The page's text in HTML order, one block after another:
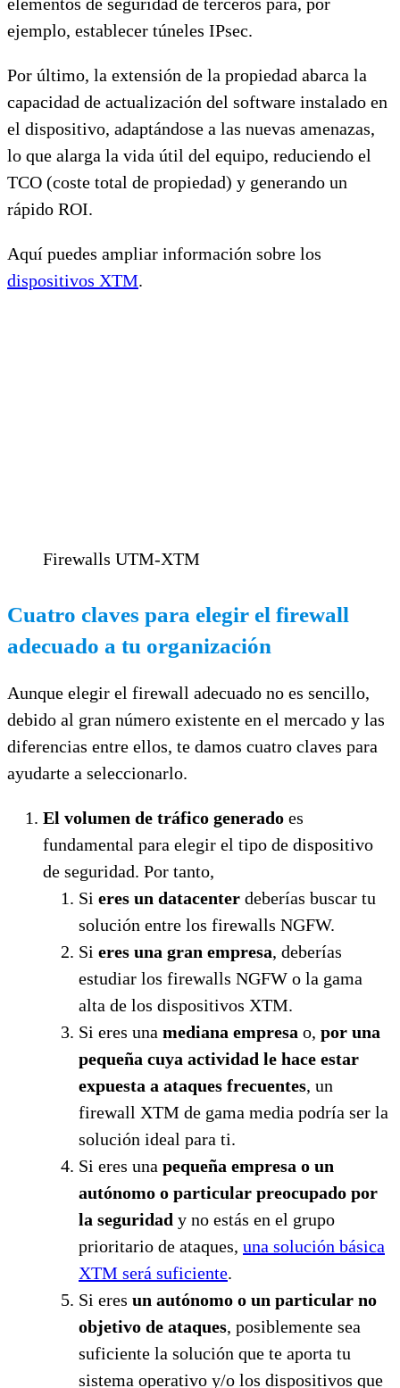
ejemplo, establecer túneles IPsec.
Por último, la extensión de la propiedad abarca la
capacidad de actualización del software instalado en
el dispositivo, adaptándose a las nuevas amenazas,
lo que alarga la vida útil del equipo, reduciendo el
TCO (coste total de propiedad) y generando un
rápido ROI.
Aquí puedes ampliar información sobre los
dispositivos XTM.
Firewalls UTM-XTM
Cuatro claves para elegir el firewall
adecuado a tu organización
Aunque elegir el firewall adecuado no es sencillo,
debido al gran número existente en el mercado y las
diferencias entre ellos, te damos cuatro claves para
ayudarte a seleccionarlo.
El volumen de tráfico generado es
fundamental para elegir el tipo de dispositivo
de seguridad. Por tanto,
Si eres un datacenter deberías buscar tu
solución entre los firewalls NGFW.
Si eres una gran empresa, deberías
estudiar los firewalls NGFW o la gama
alta de los dispositivos XTM.
Si eres una mediana empresa o, por una
pequeña cuya actividad le hace estar
expuesta a ataques frecuentes, un
firewall XTM de gama media podría ser la
solución ideal para ti.
Si eres una pequeña empresa o un
autónomo o particular preocupado por
la seguridad y no estás en el grupo
prioritario de ataques, una solución básica
XTM será suficiente.
Si eres un autónomo o un particular no
objetivo de ataques, posiblemente sea
suficiente la solución que te aporta tu
sistema operativo y/o los dispositivos que